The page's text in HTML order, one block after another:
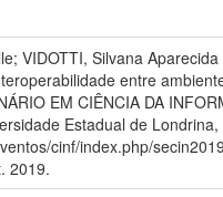
VIDOTTI, Silvana
entre
EM CIÊNCIA DA
Estadual de
cinf/index.php/
2019.